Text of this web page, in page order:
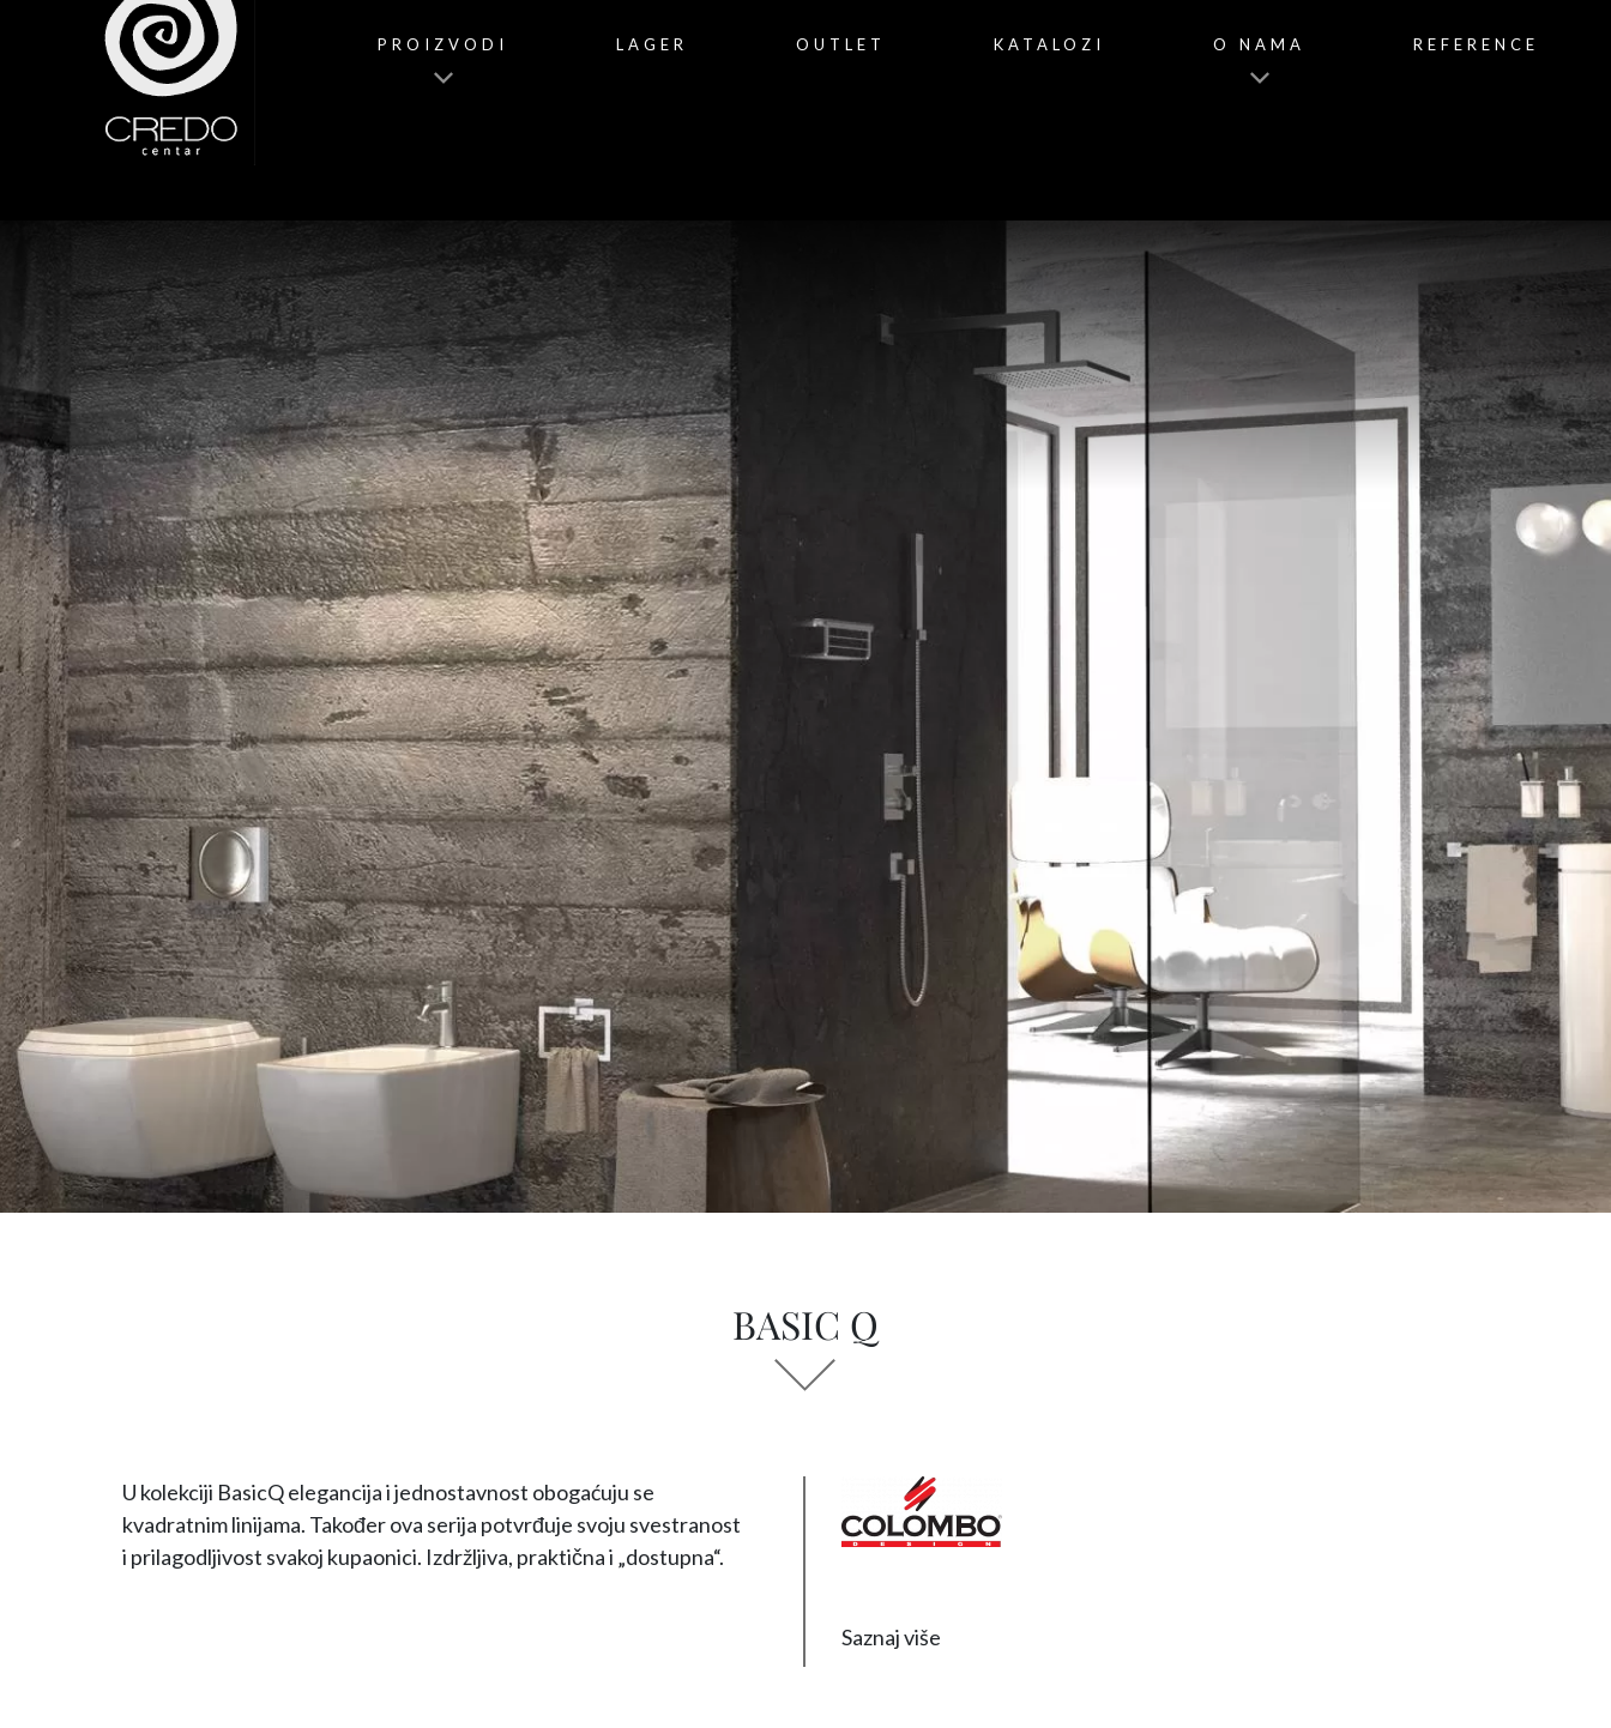
PROIZVODI LAGER OUTLET KATALOZI O NAMA REFERENCE
BASIC Q
U kolekciji BasicQ elegancija i jednostavnost obogaćuju se
kvadratnim linijama. Također ova serija potvrđuje svoju svestranost
i prilagodljivost svakoj kupaonici. Izdržljiva, praktična i „dostupna“.
Saznaj više